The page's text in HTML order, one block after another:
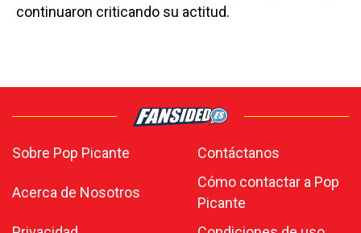
continuaron criticando su actitud.
Sobre Pop Picante Contáctanos
Acerca de Nosotros
Cómo contactar a Pop
Picante